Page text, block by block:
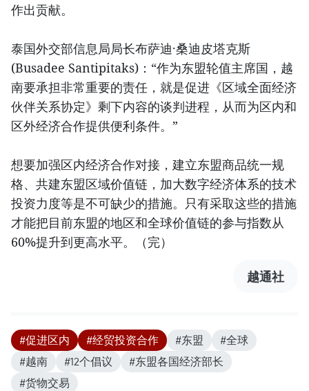
作出贡献。
泰国外交部信息局局长布萨迪·桑迪皮塔克斯
(Busadee Santipitaks)：“作为东盟轮值主席国，越
南要承担非常重要的责任，就是促进《区域全面经济
伙伴关系协定》剩下内容的谈判进程，从而为区内和
区外经济合作提供便利条件。”
想要加强区内经济合作对接，建立东盟商品统一规
格、共建东盟区域价值链，加大数字经济体系的技术
投资力度等是不可缺少的措施。只有采取这些的措施
才能把目前东盟的地区和全球价值链的参与指数从
60%提升到更高水平。（完）
越通社
#促进区内 #经贸投资合作 #东盟
#全球
#越南
#12个倡议
#东盟各国经济部长
#货物交易